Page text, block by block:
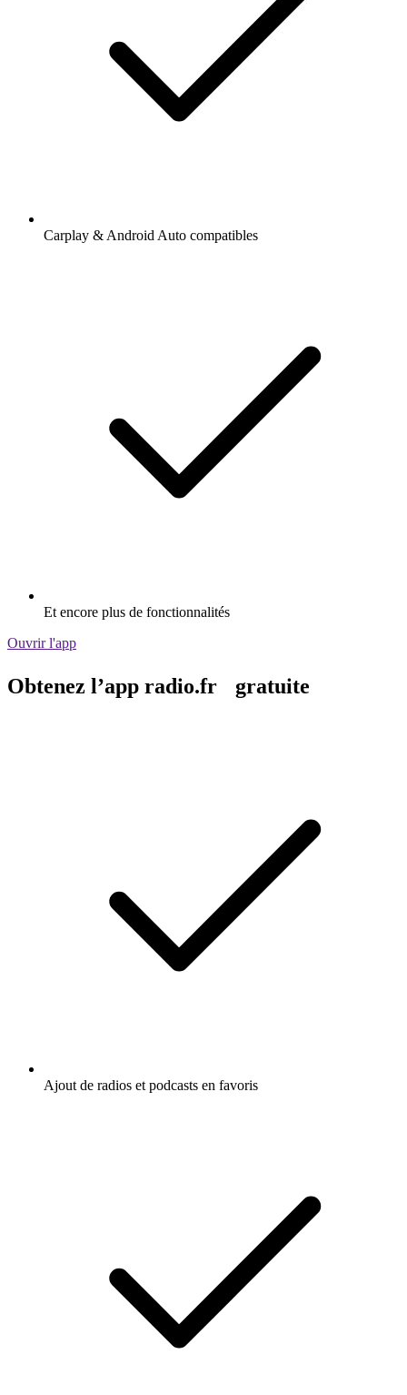
Carplay & Android Auto compatibles
Et encore plus de fonctionnalités
Ouvrir l'app
Obtenez l’app radio.fr gratuite
Ajout de radios et podcasts en favoris